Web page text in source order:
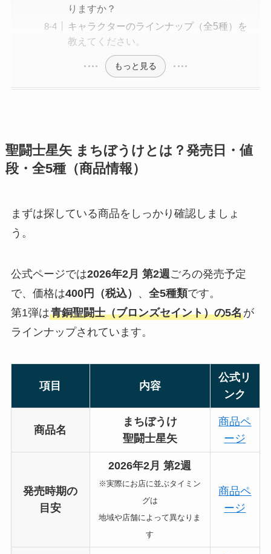
りますか？
キャラクターのラインナップ（全5種）を
教えてください。
もっと見る
聖闘士星矢 まちぼうけとは？発売日・値
段・全5種（商品情報）
まずは探している商品をしっかり確認しましょ
う。
公式ページでは2026年2月 第2週ごろの発売予定
で、価格は400円（税込） 、 全5種類です。
第1弾は青銅聖闘士（ブロンズセイント）の5名が
ラインナップされています。
項目 内容
公式リ
ンク
商品名
まちぼうけ
聖闘士星矢
商品ペ
ージ
発売時期の
目安
2026年2月 第2週
※実際にお店に並ぶタイミン
グは
地域や店舗によって異なりま
す
商品ペ
ージ